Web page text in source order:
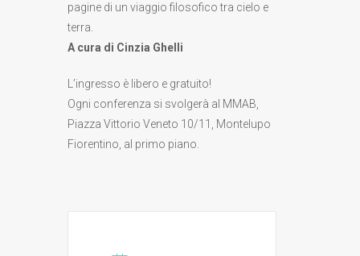
pagine di un viaggio filosofico tra cielo e
terra.
A cura di Cinzia Ghelli
L’ingresso è libero e gratuito!
Ogni conferenza si svolgerà al MMAB,
Piazza Vittorio Veneto 10/11, Montelupo
Fiorentino, al primo piano.